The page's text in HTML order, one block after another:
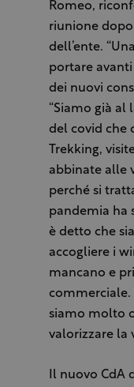
Romeo,
riunione
dell’ente.
portare avanti
dei nuovi
“Siamo già
del covid che
Trekking,
abbinate alle
perché si
pandemia ha
è detto che
accogliere i
mancano e
commerciale.
siamo molto
valorizzare la
Il nuovo CdA